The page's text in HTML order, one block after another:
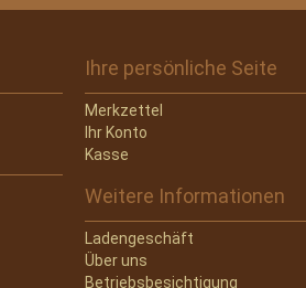
Ihre persönliche Seite
Merkzettel
Ihr Konto
Kasse
Weitere Informationen
Ladengeschäft
Über uns
Betriebsbesichtigung